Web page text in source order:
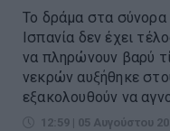
Το δράμα στα
Ισπανία δεν έχει
να πληρώνουν βαρύ
νεκρών αυξήθηκε
εξακολουθούν να
12:59 | 05 Αυγούστου